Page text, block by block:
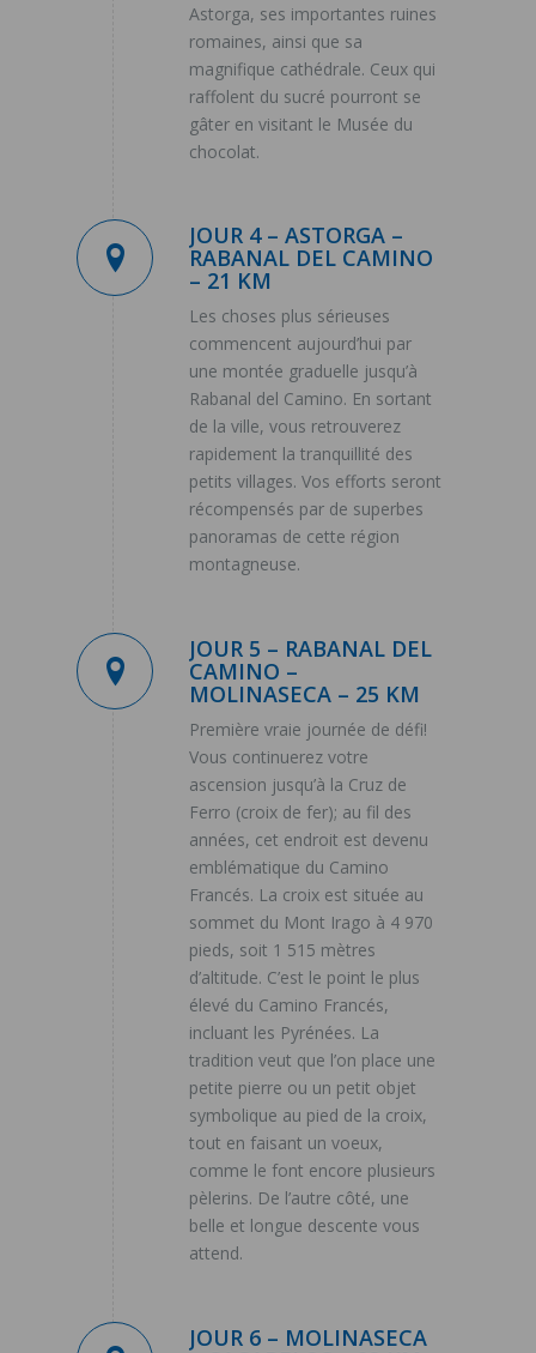
Astorga, ses importantes ruines
romaines, ainsi que sa
magnifique cathédrale. Ceux qui
raffolent du sucré pourront se
gâter en visitant le Musée du
chocolat.
JOUR 4 – ASTORGA –
RABANAL DEL CAMINO
– 21 KM
Les choses plus sérieuses
commencent aujourd’hui par
une montée graduelle jusqu’à
Rabanal del Camino. En sortant
de la ville, vous retrouverez
rapidement la tranquillité des
petits villages. Vos efforts seront
récompensés par de superbes
panoramas de cette région
montagneuse.
JOUR 5 – RABANAL DEL
CAMINO –
MOLINASECA – 25 KM
Première vraie journée de défi!
Vous continuerez votre
ascension jusqu’à la Cruz de
Ferro (croix de fer); au fil des
années, cet endroit est devenu
emblématique du Camino
Francés. La croix est située au
sommet du Mont Irago à 4 970
pieds, soit 1 515 mètres
d’altitude. C’est le point le plus
élevé du Camino Francés,
incluant les Pyrénées. La
tradition veut que l’on place une
petite pierre ou un petit objet
symbolique au pied de la croix,
tout en faisant un voeux,
comme le font encore plusieurs
pèlerins. De l’autre côté, une
belle et longue descente vous
attend.
JOUR 6 – MOLINASECA